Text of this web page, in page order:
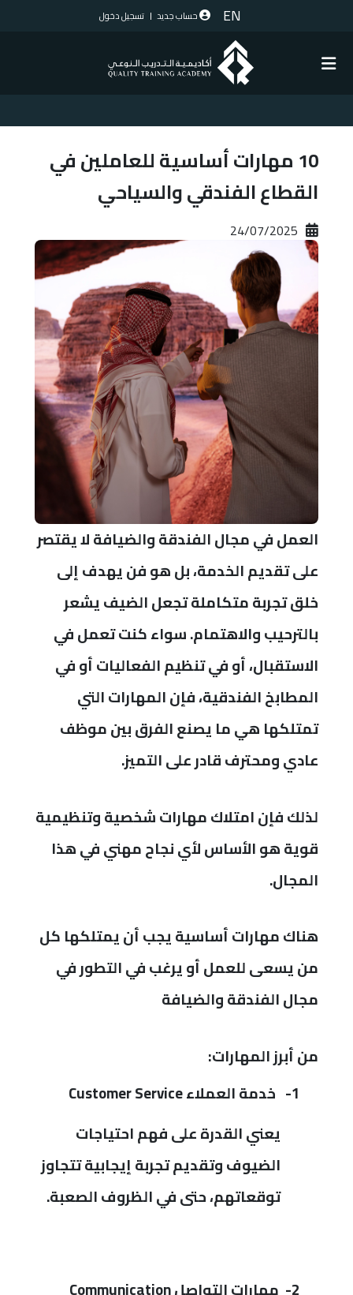
EN حساب جديد تسجيل دخول
10 مهارات أساسية للعاملين في
القطاع الفندقي والسياحي
العمل في مجال الفندقة والضيافة لا يقتصر
على تقديم الخدمة، بل هو فن يهدف إلى
خلق تجربة متكاملة تجعل الضيف يشعر
بالترحيب والاهتمام. سواء كنت تعمل في
الاستقبال، أو في تنظيم الفعاليات أو في
المطابخ الفندقية، فإن المهارات التي
تمتلكها هي ما يصنع الفرق بين موظف
عادي ومحترف قادر على التميز.
لذلك فإن امتلاك مهارات شخصية وتنظيمية
قوية هو الأساس لأي نجاح مهني في هذا
المجال.
هناك مهارات أساسية يجب أن يمتلكها كل
من يسعى للعمل أو يرغب في التطور في
مجال الفندقة والضيافة
من أبرز المهارات:
1-
خدمة العملاءCustomer Service
يعني القدرة على فهم احتياجات
الضيوف وتقديم تجربة إيجابية تتجاوز
توقعاتهم، حتى في الظروف الصعبة.